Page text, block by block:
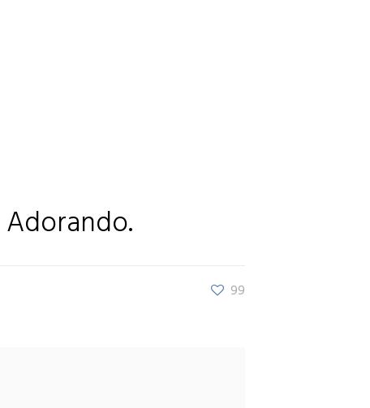
Adorando.
99